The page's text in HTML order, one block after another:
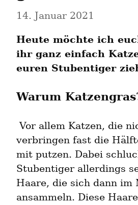
14. Januar 2021
Heute möchte ich
ihr ganz einfach
euren Stubentiger
Warum
Vor allem Katzen, die nicht raus gehen
verbringen fast die
mit putzen. Dabei
Stubentiger allerdings
Haare, die sich dann im
ansammeln. Diese